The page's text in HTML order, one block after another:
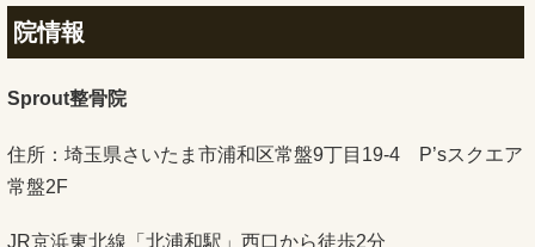
院情報
Sprout整骨院
住所：埼玉県さいたま市浦和区常盤9丁目19-4 P’sスクエア
常盤2F
JR京浜東北線「北浦和駅」西口から徒歩2分